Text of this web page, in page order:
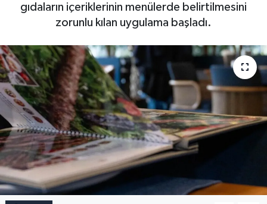
gıdaların içeriklerinin menülerde belirtilmesini
zorunlu kılan uygulama başladı.